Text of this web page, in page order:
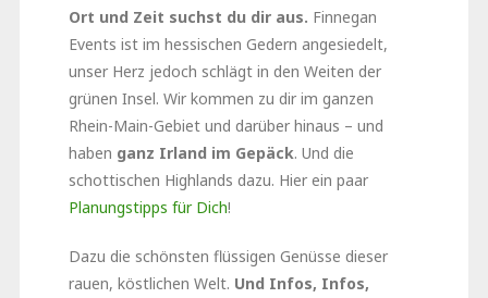
Ort und Zeit suchst du dir aus. Finnegan
Events ist im hessischen Gedern angesiedelt,
unser Herz jedoch schlägt in den Weiten der
grünen Insel. Wir kommen zu dir im ganzen
Rhein-Main-Gebiet und darüber hinaus – und
haben ganz Irland im Gepäck. Und die
schottischen Highlands dazu. Hier ein paar
Planungstipps für Dich!
Dazu die schönsten flüssigen Genüsse dieser
rauen, köstlichen Welt. Und Infos, Infos,